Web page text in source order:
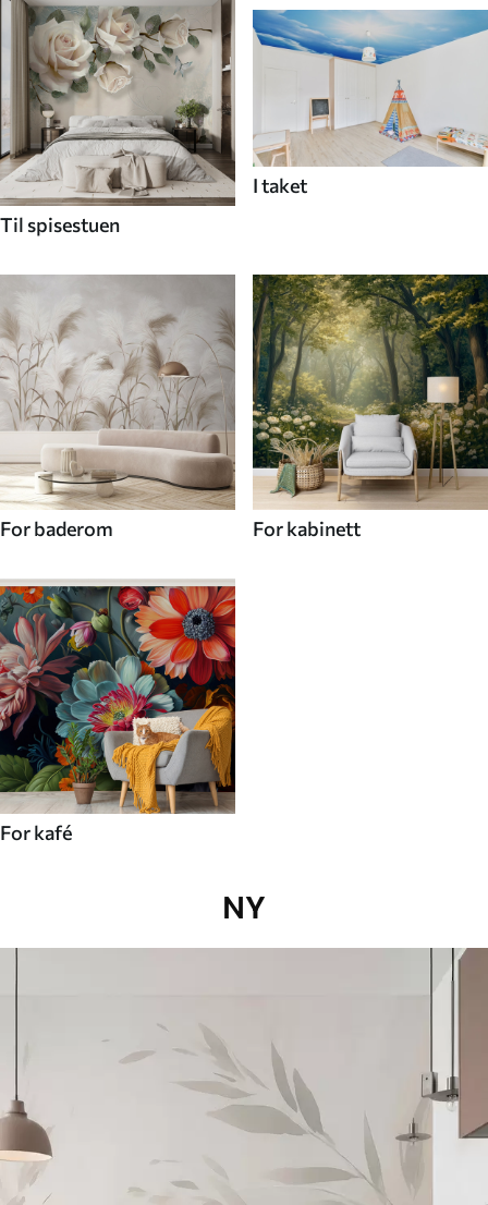
Til spisestuen
I taket
For baderom For kabinett
For kafé
NY